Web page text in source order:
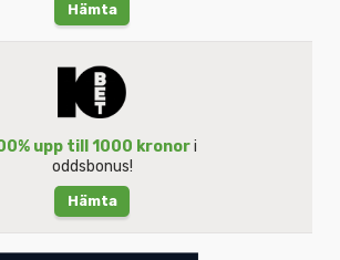
Hämta
upp till 1000 kronori
oddsbonus!
Hämta